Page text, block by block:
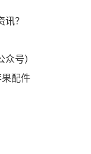
？
号）
果配件